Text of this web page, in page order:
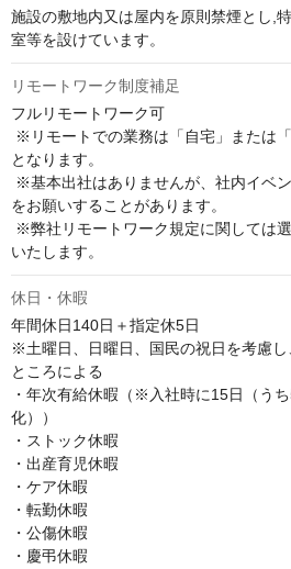
施設の敷地内又は屋内を原則禁煙とし,
室等を設けています。
リモートワーク制度補足
フルリモートワーク可
となります。
をお願いすることがあります。
いたします。
休日・休暇
年間休日140日＋指定休5日
※土曜日、日曜日、国民の祝日を考慮
ところによる
・年次有給休暇（※入社時に15日（う
化））
・ストック休暇
・出産育児休暇
・ケア休暇
・転勤休暇
・公傷休暇
・慶弔休暇